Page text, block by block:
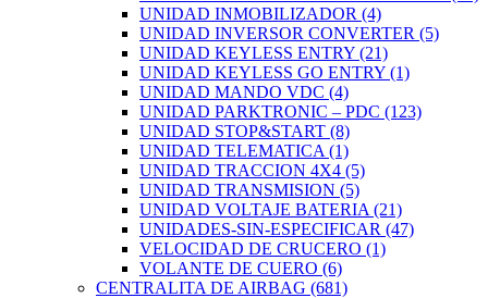
UNIDAD INMOBILIZADOR (4)
UNIDAD INVERSOR CONVERTER (5)
UNIDAD KEYLESS ENTRY (21)
UNIDAD KEYLESS GO ENTRY (1)
UNIDAD MANDO VDC (4)
UNIDAD PARKTRONIC – PDC (123)
UNIDAD STOP&START (8)
UNIDAD TELEMATICA (1)
UNIDAD TRACCION 4X4 (5)
UNIDAD TRANSMISION (5)
UNIDAD VOLTAJE BATERIA (21)
UNIDADES-SIN-ESPECIFICAR (47)
VELOCIDAD DE CRUCERO (1)
VOLANTE DE CUERO (6)
CENTRALITA DE AIRBAG (681)